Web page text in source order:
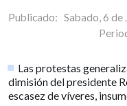
Publicado: Sabado, 6 de
Las protestas
dimisión del presidente
escasez de víveres,